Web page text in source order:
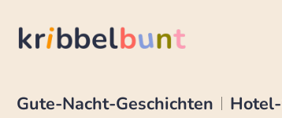
Gute-Nacht-Geschichten